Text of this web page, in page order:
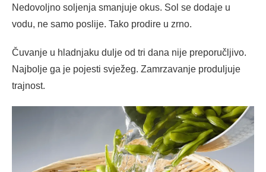
Nedovoljno soljenja smanjuje okus. Sol se dodaje u
vodu, ne samo poslije. Tako prodire u zrno.
Čuvanje u hladnjaku dulje od tri dana nije preporučljivo.
Najbolje ga je pojesti svježeg. Zamrzavanje produljuje
trajnost.